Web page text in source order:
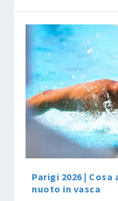
Parigi 2026 |
nuoto in vasca